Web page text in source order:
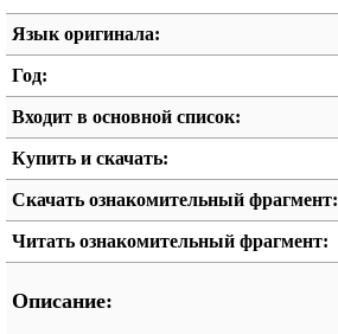
Язык оригинала:
Год:
Входит в основной список:
Купить и скачать:
Скачать ознакомительный фрагмент:
Читать ознакомительный фрагмент:
Описание: